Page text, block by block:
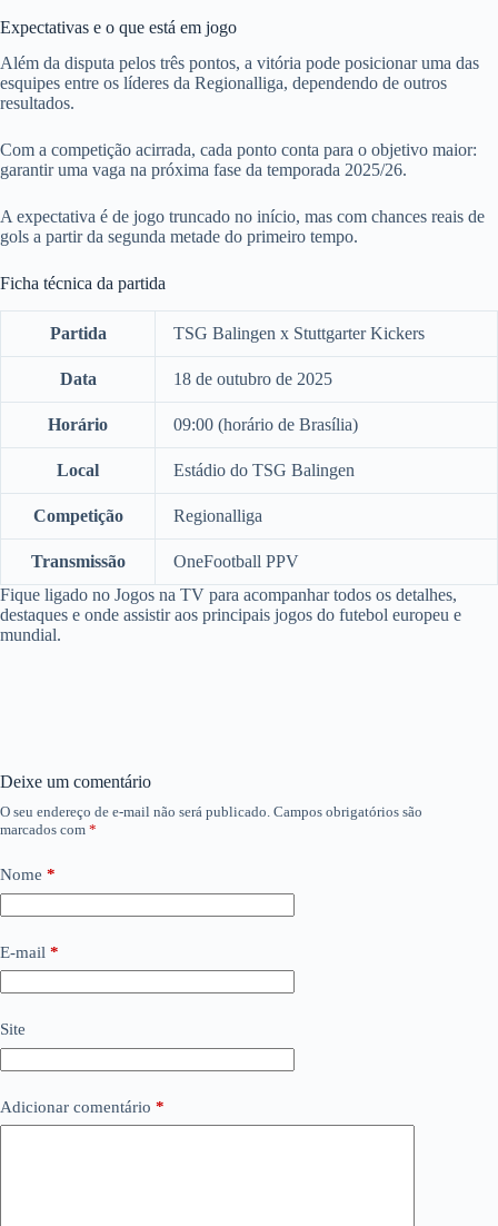
Expectativas e o que está em jogo
Além da disputa pelos três pontos, a vitória pode posicionar uma das
esquipes entre os líderes da Regionalliga, dependendo de outros
resultados.
Com a competição acirrada, cada ponto conta para o objetivo maior:
garantir uma vaga na próxima fase da temporada 2025/26.
A expectativa é de jogo truncado no início, mas com chances reais de
gols a partir da segunda metade do primeiro tempo.
Ficha técnica da partida
Partida TSG Balingen x Stuttgarter Kickers
Data 18 de outubro de 2025
Horário 09:00 (horário de Brasília)
Local Estádio do TSG Balingen
Competição Regionalliga
Transmissão
OneFootball PPV
Fique ligado no Jogos na TV para acompanhar todos os detalhes,
destaques e onde assistir aos principais jogos do futebol europeu e
mundial.
Deixe um comentário
O seu endereço de e-mail não será publicado. Campos obrigatórios são
marcados com *
Nome *
E-mail *
Site
Adicionar comentário *